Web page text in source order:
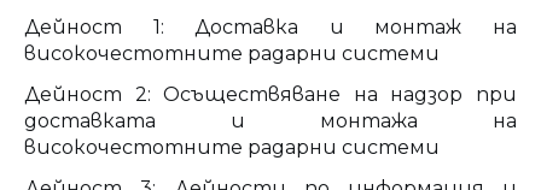
Дейност 1: Доставка и монтаж на
високочестотните радарни системи
Дейност 2: Осъществяване на надзор при
доставката и монтажа на
високочестотните радарни системи